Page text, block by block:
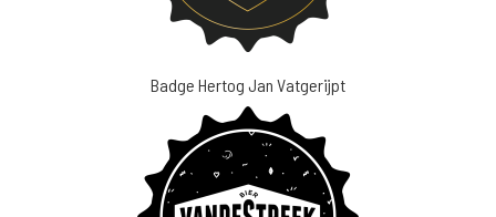
Badge Hertog Jan Vatgerijpt